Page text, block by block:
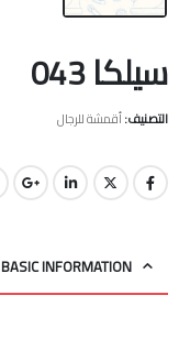
سيلكا 043
التصنيف:أقمشة للرجال
BASIC INFORMATION